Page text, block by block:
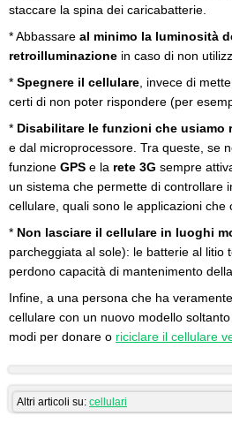
staccare la spina dei caricabatterie.
* Abbassare al minimo la luminosità
retroilluminazione in caso di non
* Spegnere il cellulare , invece di
certi di non poter rispondere (per
* Disabilitare le funzioni che usiamo
e dal microprocessore. Tra queste, se
funzione GPS e la rete 3G sempre
un sistema che permette di controllare
cellulare, quali sono le applicazioni
* Non lasciare il cellulare in luoghi
parcheggiata al sole): le batterie al litio
perdono capacità di mantenimento
Infine, a una persona che ha
cellulare con un nuovo modello
modi per donare o riciclare il cellulare
Altri articoli su: cellulari